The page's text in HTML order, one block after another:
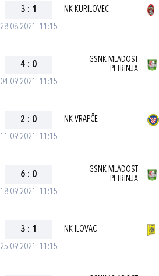
28.08.2021. 11:15
3 : 1 NK KURILOVEC
04.09.2021. 11:15
4 : 0
GSNK MLADOST
PETRINJA
11.09.2021. 11:15
2 : 0 NK VRAPČE
18.09.2021. 11:15
6 : 0
GSNK MLADOST
PETRINJA
25.09.2021. 11:15
3 : 1 NK ILOVAC